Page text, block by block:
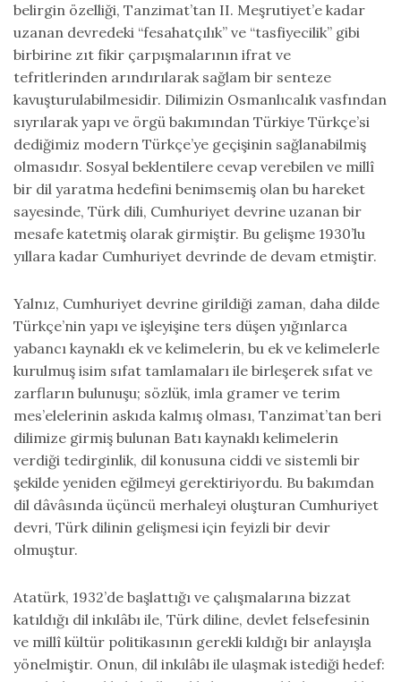
belirgin özelliği, Tanzimat’tan II. Meşrutiyet’e kadar
uzanan devredeki “fesahatçılık” ve “tasfiyecilik” gibi
birbirine zıt fikir çarpışmalarının ifrat ve
tefritlerinden arındırılarak sağlam bir senteze
kavuşturulabilmesidir. Dilimizin Osmanlıcalık vasfından
sıyrılarak yapı ve örgü bakımından Türkiye Türkçe’si
dediğimiz modern Türkçe’ye geçişinin sağlanabilmiş
olmasıdır. Sosyal beklentilere cevap verebilen ve millî
bir dil yaratma hedefini benimsemiş olan bu hareket
sayesinde, Türk dili, Cumhuriyet devrine uzanan bir
mesafe katetmiş olarak girmiştir. Bu gelişme 1930’lu
yıllara kadar Cumhuriyet devrinde de devam etmiştir.
Yalnız, Cumhuriyet devrine girildiği zaman, daha dilde
Türkçe’nin yapı ve işleyişine ters düşen yığınlarca
yabancı kaynaklı ek ve kelimelerin, bu ek ve kelimelerle
kurulmuş isim sıfat tamlamaları ile birleşerek sıfat ve
zarfların bulunuşu; sözlük, imla gramer ve terim
mes’elelerinin askıda kalmış olması, Tanzimat’tan beri
dilimize girmiş bulunan Batı kaynaklı kelimelerin
verdiği tedirginlik, dil konusuna ciddi ve sistemli bir
şekilde yeniden eğilmeyi gerektiriyordu. Bu bakımdan
dil dâvâsında üçüncü merhaleyi oluşturan Cumhuriyet
devri, Türk dilinin gelişmesi için feyizli bir devir
olmuştur.
Atatürk, 1932’de başlattığı ve çalışmalarına bizzat
katıldığı dil inkılâbı ile, Türk diline, devlet felsefesinin
ve millî kültür politikasının gerekli kıldığı bir anlayışla
yönelmiştir. Onun, dil inkılâbı ile ulaşmak istediği hedef: